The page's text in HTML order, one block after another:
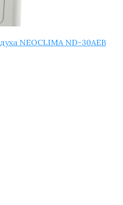
NEOCLIMA ND-30AEB